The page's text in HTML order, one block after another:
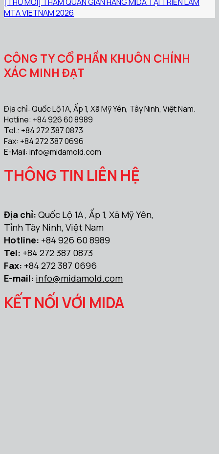
MTA VIETNAM 2026
CÔNG TY CỔ PHẦN KHUÔN CHÍNH
XÁC MINH ĐẠT
Địa chỉ: Quốc Lộ 1A, Ấp 1, Xã Mỹ Yên, Tây Ninh, Việt Nam.
Hotline: +84 926 60 8989
Tel.: +84 272 387 0873
Fax: +84 272 387 0696
E-Mail: info@midamold.com
THÔNG TIN LIÊN HỆ
Địa chỉ:Quốc Lộ 1A , Ấp 1, Xã Mỹ Yên,
Tỉnh Tây Ninh, Việt Nam
Hotline: +84 926 60 8989
Tel: +84 272 387 0873
Fax: +84 272 387 0696
E-mail: info@midamold.com
KẾT NỐI VỚI MIDA